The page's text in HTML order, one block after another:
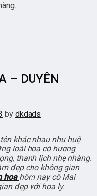
– DUYÊN
by dkdads
khác nhau như huệ
loài hoa có hương
thanh lịch nhẹ nhàng.
đẹp cho không gian
hoa hôm nay cô Mai
đẹp với hoa ly.